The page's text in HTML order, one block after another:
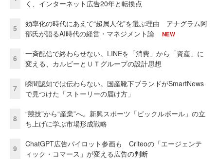
く、インターネット広告20年と転換点
5
効率化の時代にあえて“超属人化”を選ぶ理由 アナグラム阿
部氏が語るAI時代の経営・マネジメント論
NEW
6
一斉配信で終わらせない。LINEを「消費」から「資産」に
変える、カルビーとＵＴグループの設計思想
7
瞬間認知では伝わらない。国産靴下ブランドがSmartNews
で見つけた「ストーリーの届け方」
8
“競技”から“産業”へ。新興スポーツ「ピックルボール」の立
ち上げに学ぶ市場形成戦略
9
ChatGPT広告パイロット参画も Criteoの「エージェンテ
ィック・コマース」が変える広告の判断